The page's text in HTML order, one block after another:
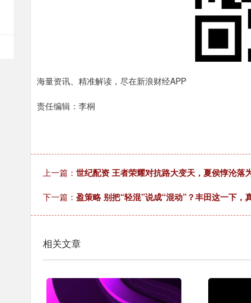
海量资讯、精准解读，尽在新浪财经APP
责任编辑：李桐
上一篇： 世纪配资 王者荣耀对抗路大变天，夏侯惇沦落
下一篇： 盈策略 别把“轻混”说成“混动”？丰田这一下，
相关文章